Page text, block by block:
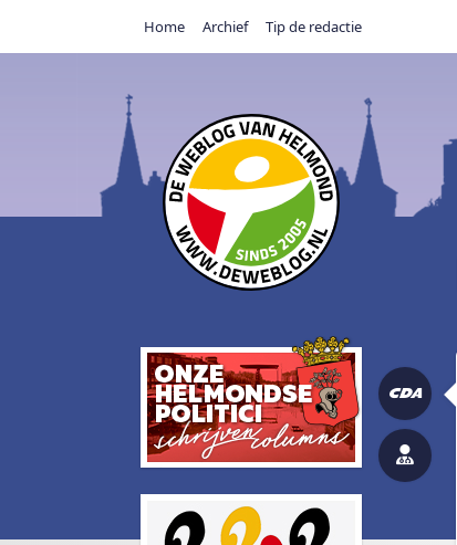
Home Archief Tip de redactie